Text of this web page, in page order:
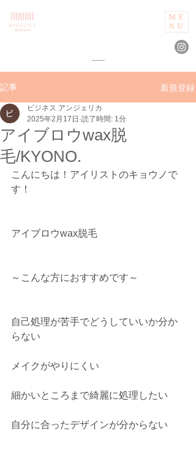
ME
NU
記事 新規登録
アイブロウwax脱
毛/KYONO.
ビジネス アンジェリカ
2025年2月17日 読了時間: 1分
こんにちは！アイリストのキョウノで
す！
アイブロウwax脱毛
～こんな方におすすめです～
自己処理が苦手でどうしていいか分か
らない
メイクがやりにくい
細かいところまで綺麗に処理したい
自分に合ったデザインが分からない